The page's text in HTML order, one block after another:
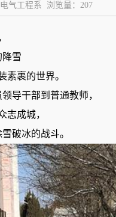
气工程系 浏览量： 207
降雪
素裹的世界。
导干部到普通教师，
志成城，
破冰的战斗。